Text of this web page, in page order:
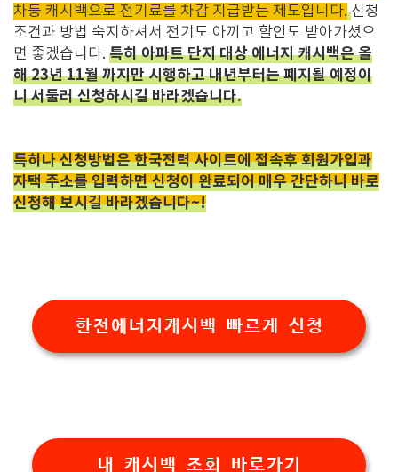
차등 캐시백으로 전기료를 차감 지급받는 제도입니다. 신청
조건과 방법 숙지하셔서 전기도 아끼고 할인도 받아가셨으
면 좋겠습니다. 특히 아파트 단지 대상 에너지 캐시백은 올
해 23년 11월 까지만 시행하고 내년부터는 폐지될 예정이
니 서둘러 신청하시길 바라겠습니다.
특히나 신청방법은 한국전력 사이트에 접속후 회원가입과
자택 주소를 입력하면 신청이 완료되어 매우 간단하니 바로
신청해 보시길 바라겠습니다~!
한전에너지캐시백 빠르게 신청
내 캐시백 조회 바로가기